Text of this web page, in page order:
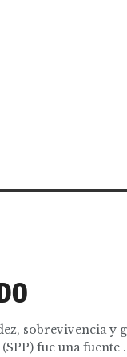
sobrevivencia y
fue una fuente